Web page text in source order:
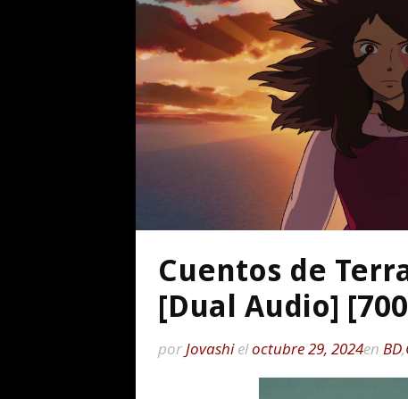
Cuentos de
[Dual Audio]
porJovashieloctubre 29, 2024en BD,